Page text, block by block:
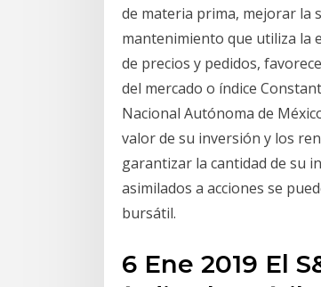
de materia prima, mejorar la
mantenimiento que utiliza la
de precios y pedidos,
del mercado o índice
Nacional Autónoma de
valor de su inversión y los
garantizar la cantidad de su
asimilados a acciones se
bursátil.
6 Ene 2019 El